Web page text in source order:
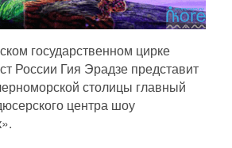
государственном цирке
России Гия Эрадзе представит
столицы главный
центра шоу